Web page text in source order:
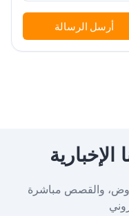
أرسل الرسالة
والقصص مباشرة